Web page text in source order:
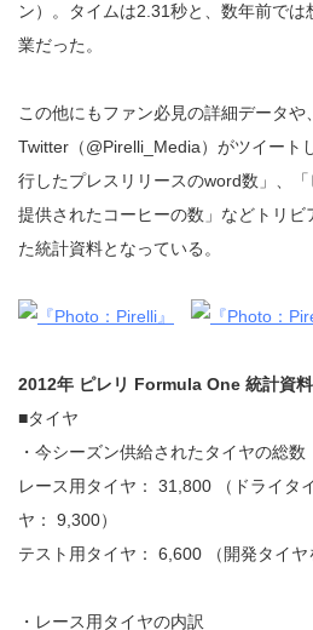
ン）。タイムは2.31秒と、数年前で
業だった。
この他にもファン必見の詳細データや
Twitter（@Pirelli_Media）がツイート
行したプレスリリースのword数」、
提供されたコーヒーの数」などトリビ
た統計資料となっている。
2012年 ピレリ Formula One 統計資料
■タイヤ
・今シーズン供給されたタイヤの総数
レース用タイヤ： 31,800 （ドライタ
ヤ： 9,300）
テスト用タイヤ： 6,600 （開発タイヤ
・レース用タイヤの内訳